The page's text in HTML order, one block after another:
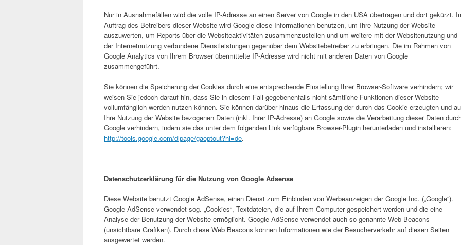
Nur in Ausnahmefällen wird die volle IP-Adresse an einen Server von Google in den USA übertragen und dort gekürzt.
Auftrag des Betreibers dieser Website wird Google diese Informationen benutzen, um Ihre Nutzung der Website
auszuwerten, um Reports über die Websiteaktivitäten zusammenzustellen und um weitere mit der Websitenutzung und
der Internetnutzung verbundene Dienstleistungen gegenüber dem Websitebetreiber zu erbringen. Die im Rahmen von
Google Analytics von Ihrem Browser übermittelte IP-Adresse wird nicht mit anderen Daten von Google
zusammengeführt.
Sie können die Speicherung der Cookies durch eine entsprechende Einstellung Ihrer Browser-Software verhindern; wir
weisen Sie jedoch darauf hin, dass Sie in diesem Fall gegebenenfalls nicht sämtliche Funktionen dieser Website
vollumfänglich werden nutzen können. Sie können darüber hinaus die Erfassung der durch das Cookie erzeugten und
Ihre Nutzung der Website bezogenen Daten (inkl. Ihrer IP-Adresse) an Google sowie die Verarbeitung dieser Daten
Google verhindern, indem sie das unter dem folgenden Link verfügbare Browser-Plugin herunterladen und installieren:
http://tools.google.com/dlpage/gaoptout?hl=de.
Datenschutzerklärung für die Nutzung von Google Adsense
Diese Website benutzt Google AdSense, einen Dienst zum Einbinden von Werbeanzeigen der Google Inc. („Google“).
Google AdSense verwendet sog. „Cookies“, Textdateien, die auf Ihrem Computer gespeichert werden und die eine
Analyse der Benutzung der Website ermöglicht. Google AdSense verwendet auch so genannte Web Beacons
(unsichtbare Grafiken). Durch diese Web Beacons können Informationen wie der Besucherverkehr auf diesen Seiten
ausgewertet werden.